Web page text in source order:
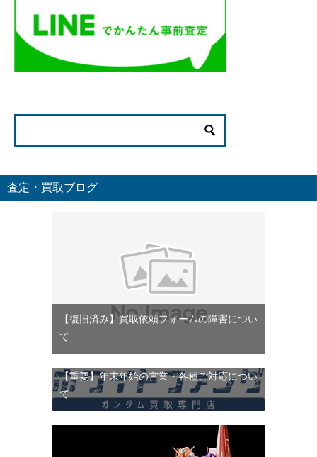
査定・買取ブログ
【復旧済み】買取依頼フォームの障害につい
て
【重要】年末年始の営業・各種ご対応につい
て